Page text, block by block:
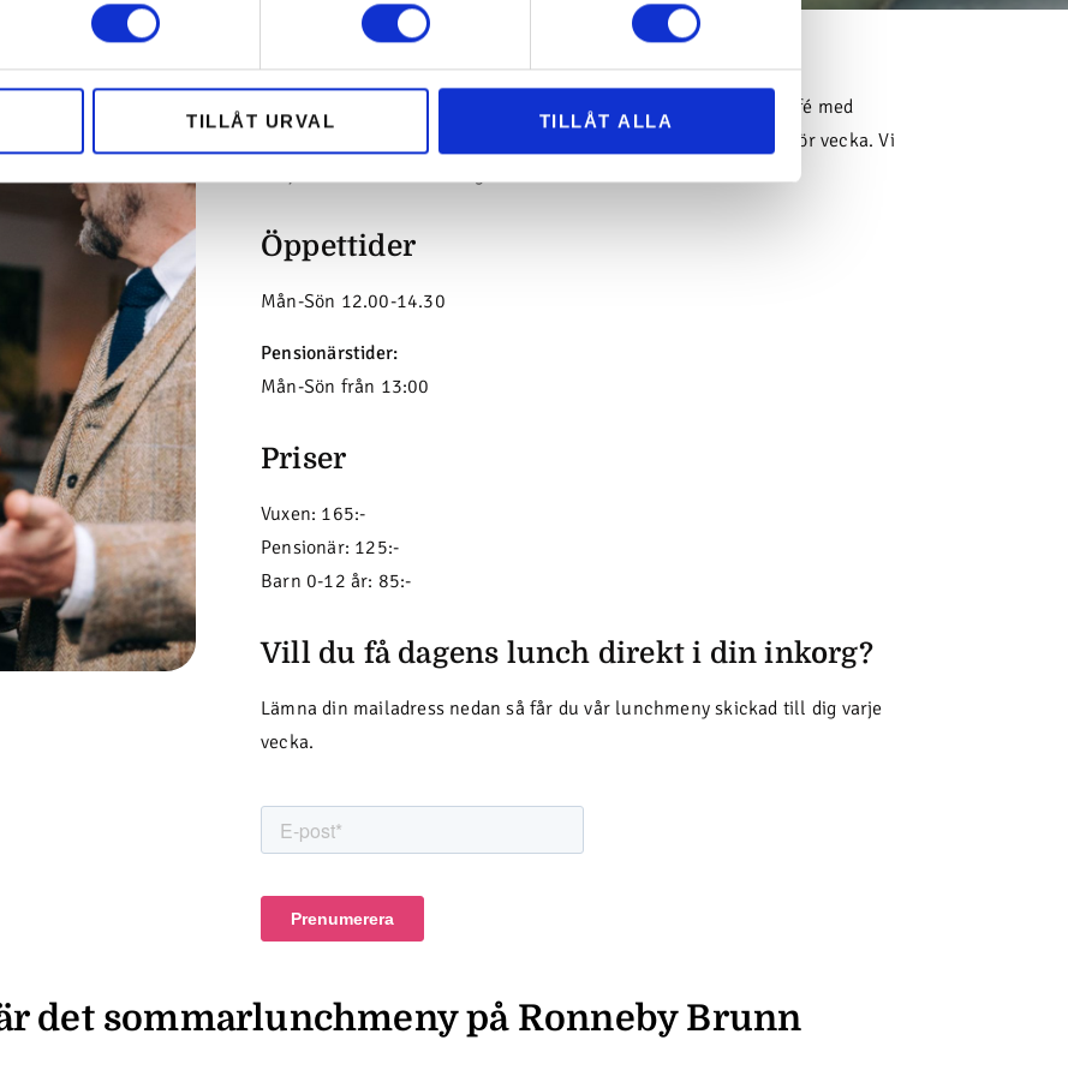
TILLÅT URVAL TILLÅT ALLA
Här på Ronneby Brunn serverar vi en god och vällagad lunchbuffé med
salladsbord och bröd med en varierad matsedel som byts vecka för vecka. Vi
Öppettider
Mån-Sön 12.00-14.30
Pensionärstider:
Mån-Sön från 13:00
Priser
Vuxen: 165:-
Pensionär: 125:-
Barn 0-12 år: 85:-
Vill du få dagens lunch direkt i din inkorg?
Lämna din mailadress nedan så får du vår lunchmeny skickad till dig varje
vecka.
det sommarlunchmeny på Ronneby Brunn